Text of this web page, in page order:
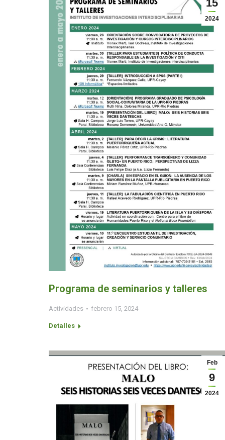
15
2024
Programa de seminarios y talleres
Actividades febrero 15, 2024
Detalles
Feb
9
2024